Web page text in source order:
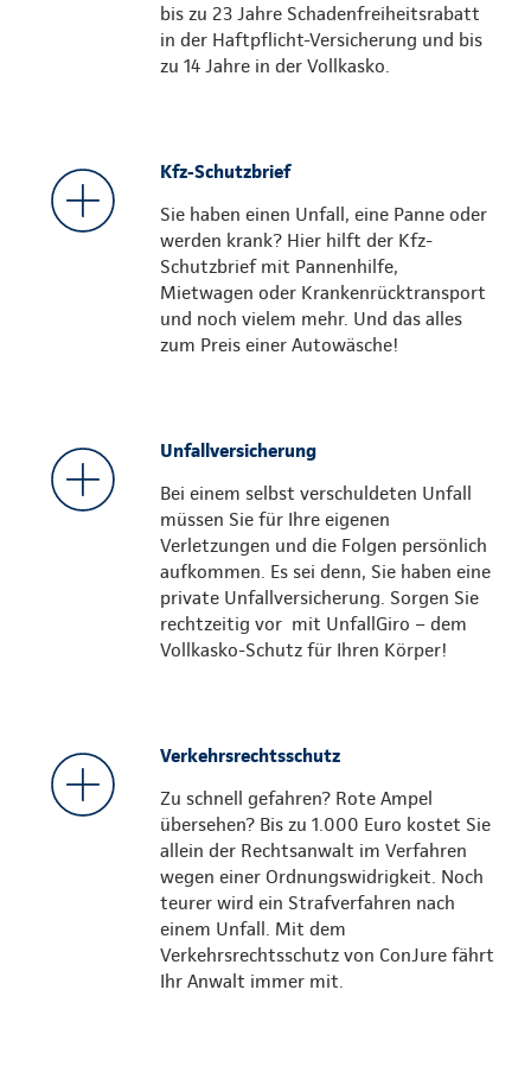
bis zu 23 Jahre Schadenfreiheitsrabatt
in der Haftpflicht-Versicherung und bis
zu 14 Jahre in der Vollkasko.
Kfz-Schutzbrief
Sie haben einen Unfall, eine Panne oder
werden krank? Hier hilft der Kfz-
Schutzbrief mit Pannenhilfe,
Mietwagen oder Krankenrücktransport
und noch vielem mehr. Und das alles
zum Preis einer Autowäsche!
Unfallversicherung
Bei einem selbst verschuldeten Unfall
müssen Sie für Ihre eigenen
Verletzungen und die Folgen persönlich
aufkommen. Es sei denn, Sie haben eine
private Unfallversicherung. Sorgen Sie
rechtzeitig vor mit UnfallGiro – dem
Vollkasko-Schutz für Ihren Körper!
Verkehrsrechtsschutz
Zu schnell gefahren? Rote Ampel
übersehen? Bis zu 1.000 Euro kostet Sie
allein der Rechtsanwalt im Verfahren
wegen einer Ordnungswidrigkeit. Noch
teurer wird ein Strafverfahren nach
einem Unfall. Mit dem
Verkehrsrechtsschutz von ConJure fährt
Ihr Anwalt immer mit.